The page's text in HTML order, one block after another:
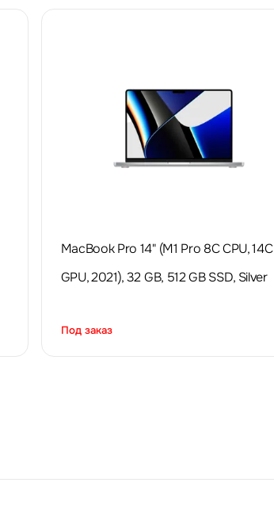
MacBook Pro 14" (M1 Pro 8C CPU, 14C
GPU, 2021), 32 GB, 512 GB SSD, Silver
Под заказ